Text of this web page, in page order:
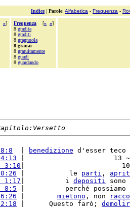
Indice| Parole: Alfabetica - Frequenza -
»]
Frequenza [« »]
8 gradita
8 graditi
8 gragnuola
8 granai
8 gratuitamente
8 guadi
8 guardando
benedizione d'esser
|                      13
3:10 |
|           le parti ,
1:17 |          i depositi sono
8:5 |          perché possiamo
mietono , non
|      Questo farò;